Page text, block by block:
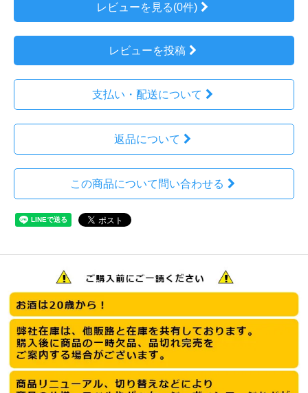
レビューを見る(0件)
レビューを投稿
支払い・配送について
返品について
この商品について問い合わせる